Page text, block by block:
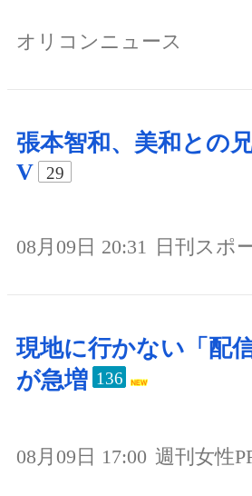
オリコンニュース
張本智和、美和との
V
29
08月09日 20:31 日刊スポ
現地に行かない「配信
が急増 136
08月09日 17:00 週刊女性